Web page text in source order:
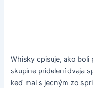
Whisky opisuje, ako boli
skupine pridelení dvaja
keď mal s jedným zo